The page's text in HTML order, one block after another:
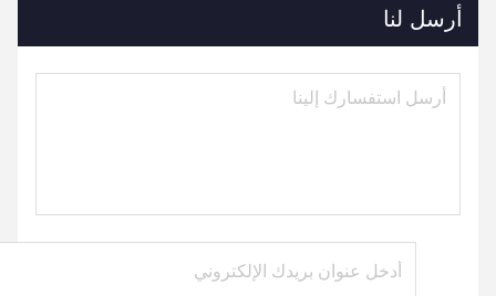
أرسل لنا